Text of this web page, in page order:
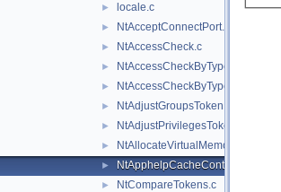
► locale.c
► NtAcceptConnectPort.c
► NtAccessCheck.c
► NtAccessCheckByType.c
► NtAccessCheckByTypeResultList.c
► NtAdjustGroupsToken.c
► NtAdjustPrivilegesToken.c
► NtAllocateVirtualMemory.c
► NtApphelpCacheControl.c
► NtCompareTokens.c